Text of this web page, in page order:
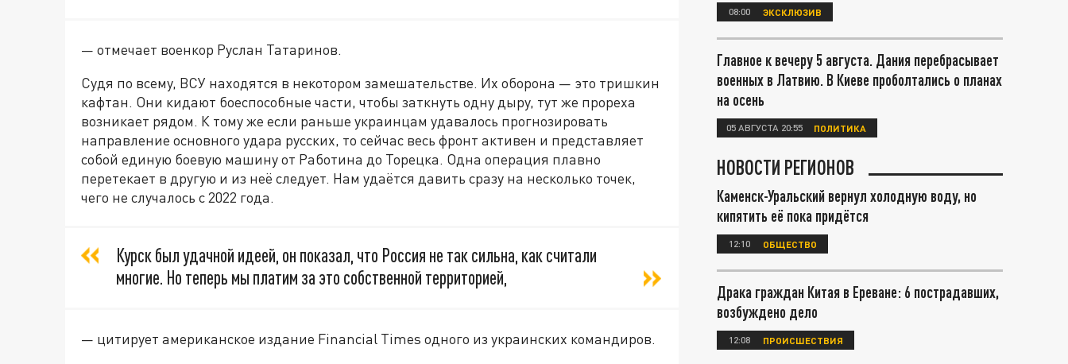
— отмечает военкор Руслан Татаринов.
Судя по всему, ВСУ находятся в некотором замешательстве. Их оборона — это тришкин
кафтан. Они кидают боеспособные части, чтобы заткнуть одну дыру, тут же прореха
возникает рядом. К тому же если раньше украинцам удавалось прогнозировать
направление основного удара русских, то сейчас весь фронт активен и представляет
собой единую боевую машину от Работина до Торецка. Одна операция плавно
перетекает в другую и из неё следует. Нам удаётся давить сразу на несколько точек,
чего не случалось с 2022 года.
Курск был удачной идеей, он показал, что Россия не так сильна, как считали
многие. Но теперь мы платим за это собственной территорией,
— цитирует американское издание Financial Times одного из украинских командиров.
08:00 ЭКСКЛЮЗИВ
Главное к вечеру 5 августа. Дания перебрасывает
военных в Латвию. В Киеве проболтались о планах
на осень
05 АВГУСТА 20:55 ПОЛИТИКА
НОВОСТИ РЕГИОНОВ
Каменск-Уральский вернул холодную воду, но
кипятить её пока придётся
12:10 ОБЩЕСТВО
Драка граждан Китая в Ереване: 6 пострадавших,
возбуждено дело
12:08 ПРОИСШЕСТВИЯ